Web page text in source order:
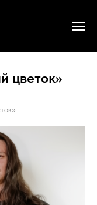
цветок»